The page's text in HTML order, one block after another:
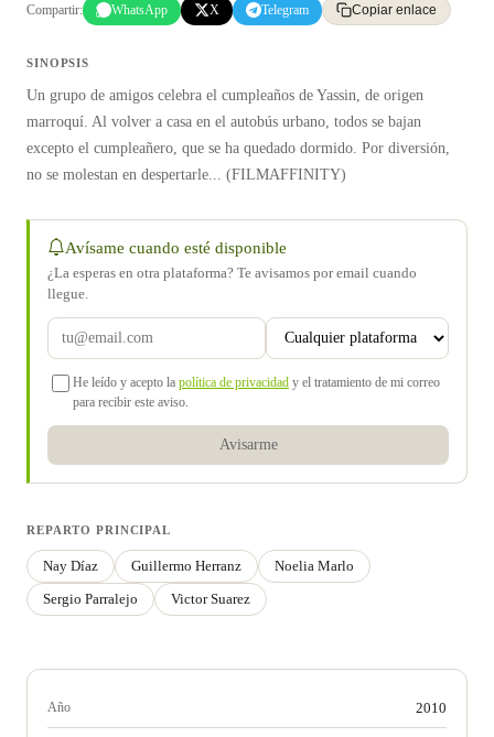
Compartir: WhatsApp X Telegram Copiar enlace
SINOPSIS
Un grupo de amigos celebra el cumpleaños de Yassin, de origen
marroquí. Al volver a casa en el autobús urbano, todos se bajan
excepto el cumpleañero, que se ha quedado dormido. Por diversión,
no se molestan en despertarle... (FILMAFFINITY)
Avísame cuando esté disponible
¿La esperas en otra plataforma? Te avisamos por email cuando
llegue.
He leído y acepto la política de privacidad y el tratamiento de mi correo
para recibir este aviso.
Avisarme
REPARTO PRINCIPAL
Nay Díaz Guillermo Herranz
Noelia Marlo
Sergio Parralejo
Victor Suarez
Año 2010